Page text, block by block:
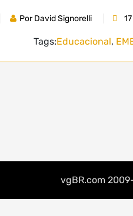
Por David Signorelli
Tags:Educacional,
vgBR.com